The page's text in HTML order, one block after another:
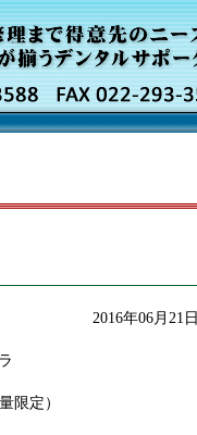
2016年06月21日
限定）